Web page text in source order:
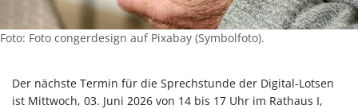
Foto: Foto congerdesign auf Pixabay (Symbolfoto).
Der nächste Termin für die Sprechstunde der Digital-Lotsen
ist Mittwoch, 03. Juni 2026 von 14 bis 17 Uhr im Rathaus I,